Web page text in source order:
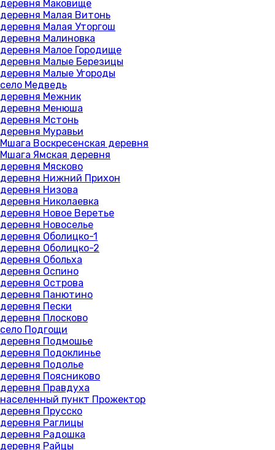
деревня Маковище
деревня Малая Витонь
деревня Малая Уторгош
деревня Малиновка
деревня Малое Городище
деревня Малые Березицы
деревня Малые Угороды
село Медведь
деревня Межник
деревня Менюша
деревня Мстонь
деревня Муравьи
Мшага Воскресенская деревня
Мшага Ямская деревня
деревня Мясково
деревня Нижний Прихон
деревня Низова
деревня Николаевка
деревня Новое Веретье
деревня Новоселье
деревня Оболицко-1
деревня Оболицко-2
деревня Обольха
деревня Оспино
деревня Острова
деревня Панютино
деревня Пески
деревня Плосково
село Подгощи
деревня Подмошье
деревня Подоклинье
деревня Подолье
деревня Поясниково
деревня Правдуха
населенный пункт Прожектор
деревня Прусско
деревня Раглицы
деревня Радошка
деревня Райцы